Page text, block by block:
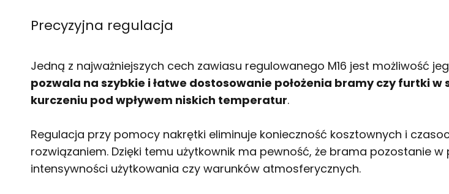
Precyzyjna regulacja
Jedną z najważniejszych cech zawiasu regulowanego M16 jest możliwość
pozwala na szybkie i łatwe dostosowanie położenia bramy czy furtki
kurczeniu pod wpływem niskich temperatur.
Regulacja przy pomocy nakrętki eliminuje konieczność kosztownych i
rozwiązaniem. Dzięki temu użytkownik ma pewność, że brama pozostanie w
intensywności użytkowania czy warunków atmosferycznych.